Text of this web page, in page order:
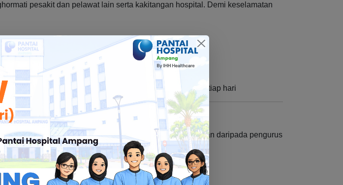
pesakit dan pelawat lain serta kakitangan hospital. Demi keselamatan
(HDU): 11 pagi ke - 2 petang dan 6 petang – 9 malam setiap hari
bergantung pada keadaan pesakit dan kebenaran daripada pengurus